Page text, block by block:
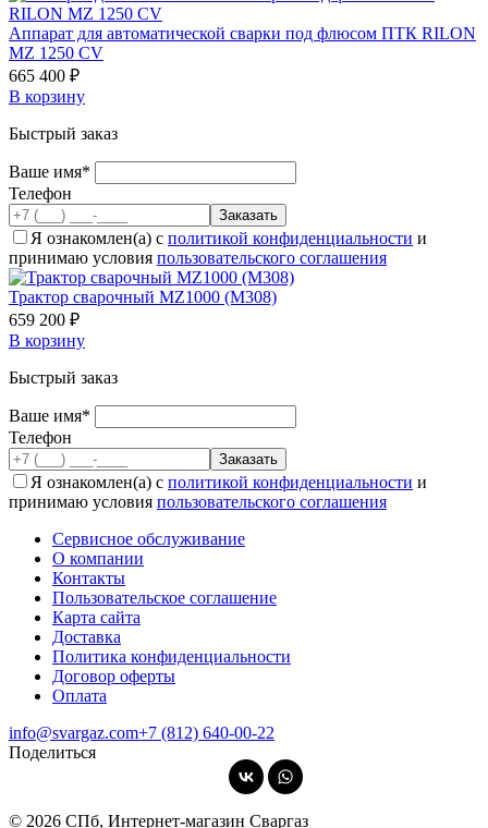
Аппарат для автоматической сварки под флюсом ПТК RILON
MZ 1250 CV
665 400 ₽
В корзину
Быстрый заказ
Ваше имя*
Телефон
Я ознакомлен(а) с политикой конфиденциальности и
принимаю условия пользовательского соглашения
Трактор сварочный MZ1000 (M308)
659 200 ₽
В корзину
Быстрый заказ
Ваше имя*
Телефон
Я ознакомлен(а) с политикой конфиденциальности и
принимаю условия пользовательского соглашения
Сервисное обслуживание
О компании
Контакты
Пользовательское соглашение
Карта сайта
Доставка
Политика конфиденциальности
Договор оферты
Оплата
info@svargaz.com+7 (812) 640‑00‑22
Поделиться
© 2026 СПб, Интернет-магазин Сваргаз